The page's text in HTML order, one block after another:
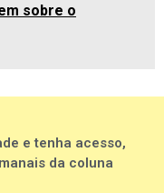
sobre o
e tenha acesso,
da coluna